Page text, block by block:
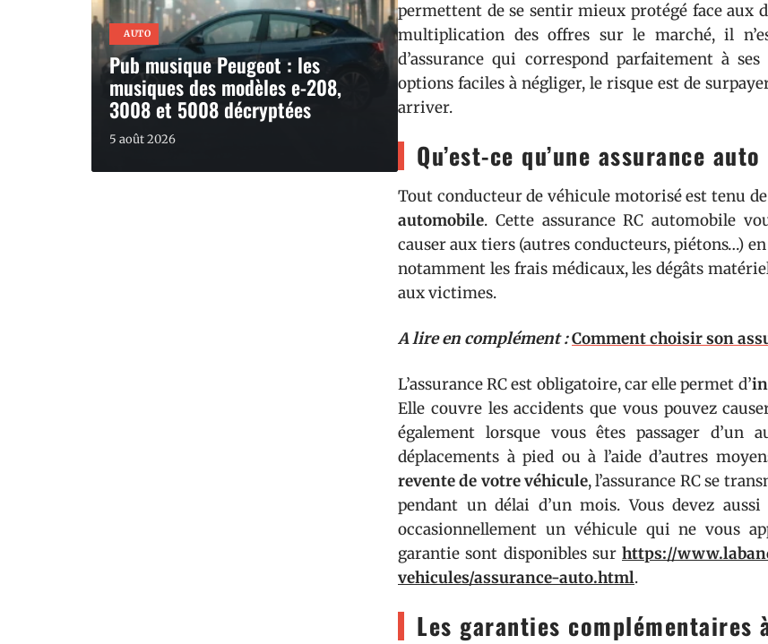
AUTO
Pub musique Peugeot : les
musiques des modèles e-208,
3008 et 5008 décryptées
5 août 2026
permettent de se sentir mieux protégé face aux
multiplication des offres sur le marché, il
d’assurance qui correspond parfaitement à
options faciles à négliger, le risque est de
arriver.
Qu’est-ce qu’une assurance
Tout conducteur de véhicule motorisé est tenu
automobile. Cette assurance RC automobile
causer aux tiers (autres conducteurs, piétons…)
notamment les frais médicaux, les dégâts
aux victimes.
A lire en complément :Comment choisir son
L’assurance RC est obligatoire, car elle permet d’
Elle couvre les accidents que vous pouvez
également lorsque vous êtes passager d’un
déplacements à pied ou à l’aide d’autres
revente de votre véhicule, l’assurance RC se
pendant un délai d’un mois. Vous devez
occasionnellement un véhicule qui ne vous
garantie sont disponibles sur https://
vehicules/assurance-auto.html.
Les garanties complémentaires